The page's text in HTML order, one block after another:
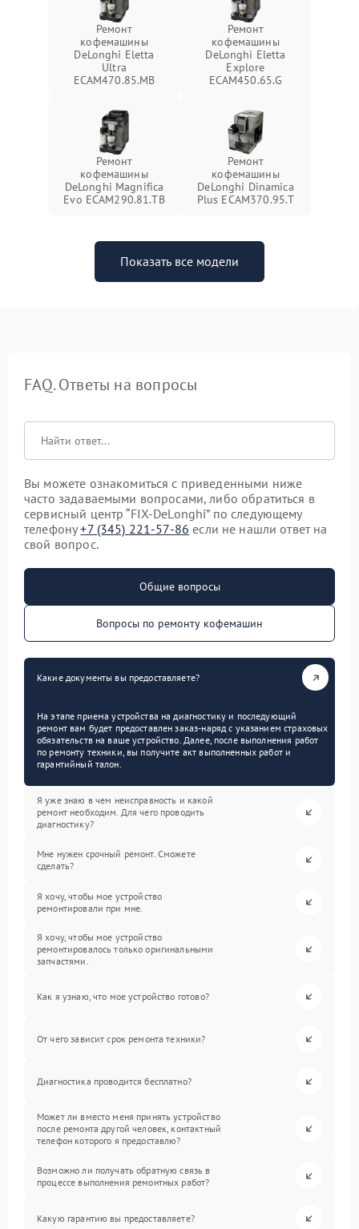
Ремонт
кофемашины
DeLonghi Eletta
Ultra
ECAM470.85.MB
Ремонт
кофемашины
DeLonghi Eletta
Explore
ECAM450.65.G
Ремонт
кофемашины
DeLonghi Magnifica
Evo ECAM290.81.TB
Ремонт
кофемашины
DeLonghi Dinamica
Plus ECAM370.95.T
Показать все модели
FAQ. Ответы на вопросы
Вы можете ознакомиться с приведенными ниже
часто задаваемыми вопросами, либо обратиться в
сервисный центр “FIX-DeLonghi” по следующему
телефону+7 (345) 221-57-86 если не нашли ответ на
свой вопрос.
Общие вопросы
Вопросы по ремонту кофемашин
Какие документы вы предоставляете?
На этапе приема устройства на диагностику и последующий
ремонт вам будет предоставлен заказ-наряд с указанием страховых
обязательств на ваше устройство. Далее, после выполнения работ
по ремонту техники, вы получите акт выполненных работ и
гарантийный талон.
Я уже знаю в чем неисправность и какой
ремонт необходим. Для чего проводить
диагностику?
Мне нужен срочный ремонт. Сможете
сделать?
Я хочу, чтобы мое устройство
ремонтировали при мне.
Я хочу, чтобы мое устройство
ремонтировалось только оригинальными
запчастями.
Как я узнаю, что мое устройство готово?
От чего зависит срок ремонта техники?
Диагностика проводится бесплатно?
Может ли вместо меня принять устройство
после ремонта другой человек, контактный
телефон которого я предоставлю?
Возможно ли получать обратную связь в
процессе выполнения ремонтных работ?
Какую гарантию вы предоставляете?